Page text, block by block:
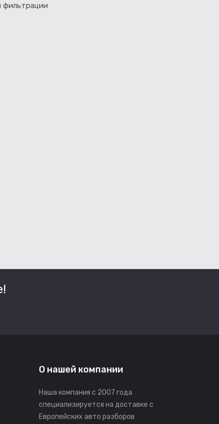
фильтрации
О нашей компании
Наша компания с 2007 года
специализируется на доставке с
Европейских авто разборов